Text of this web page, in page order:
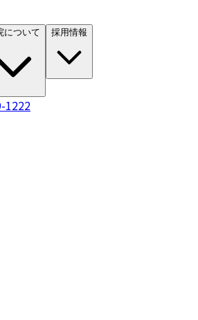
について 採用情報
1222